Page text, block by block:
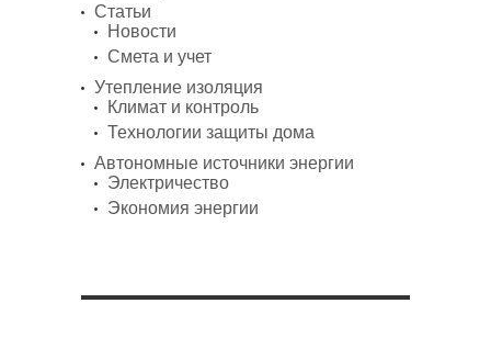
Статьи
Новости
Смета и учет
Утепление изоляция
Климат и контроль
Технологии защиты дома
Автономные источники энергии
Электричество
Экономия энергии